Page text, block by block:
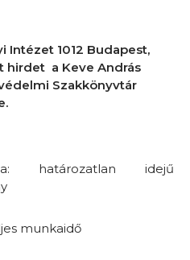
Intézet 1012 Budapest,
hirdet a Keve András
Szakkönyvtár
határozatlan idejű
munkaidő